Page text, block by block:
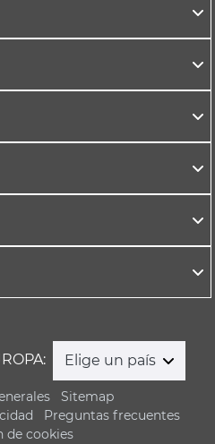
Elige un país
Sitemap
Preguntas frecuentes
de cookies